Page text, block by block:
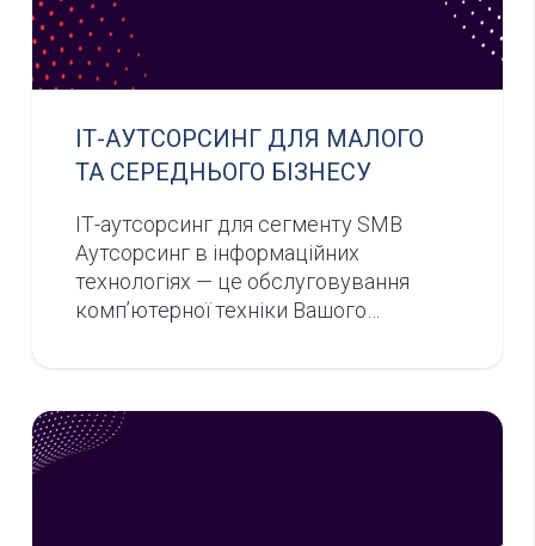
ІТ-АУТСОРСИНГ ДЛЯ МАЛОГО
ТА СЕРЕДНЬОГО БІЗНЕСУ
ІТ-аутсорсинг для сегменту SMB
Аутсорсинг в інформаційних
технологіях — це обслуговування
комп’ютерної техніки Вашого…